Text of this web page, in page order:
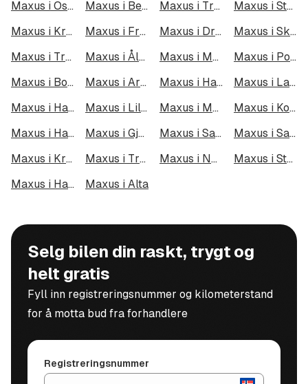
Maxus i Oslo Maxus i Bergen Maxus i Trondheim
Maxus i Stavanger
Maxus i Kristiansand
Maxus i Fredrikstad Maxus i Drammen
Maxus i Skien
Maxus i Tromsø
Maxus i Ålesund Maxus i Moss
Maxus i Porsgrunn
Maxus i Bodø
Maxus i Arendal Maxus i Hamar
Maxus i Larvik
Maxus i Halden
Maxus i Lillehammer Maxus i Molde
Maxus i Kongsberg
Maxus i Harstad
Maxus i Gjøvik Maxus i Sarpsborg
Maxus i Sandefjord
Maxus i Kristiansund
Maxus i Tromsdalen Maxus i Narvik
Maxus i Steinkjer
Maxus i Haugesund
Maxus i Alta
Selg bilen din raskt, trygt og
helt gratis
Fyll inn registreringsnummer og kilometerstand
for å motta bud fra forhandlere
Registreringsnummer